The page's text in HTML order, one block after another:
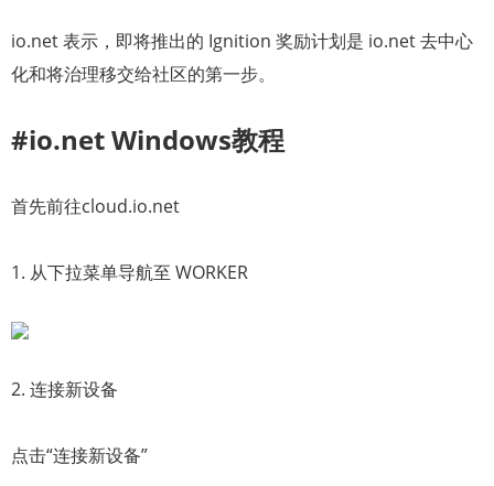
io.net 表示，即将推出的 Ignition 奖励计划是 io.net 去中心
化和将治理移交给社区的第一步。
#io.net Windows教程
首先前往cloud.io.net
1. 从下拉菜单导航至 WORKER
2. 连接新设备
点击“连接新设备”